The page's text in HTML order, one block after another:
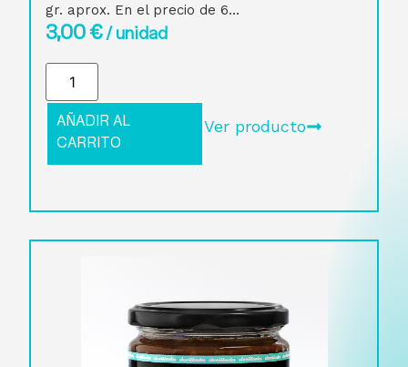
gr. aprox. En el precio de 6...
3,00€/ unidad
AÑADIR AL
CARRITO
Ver producto